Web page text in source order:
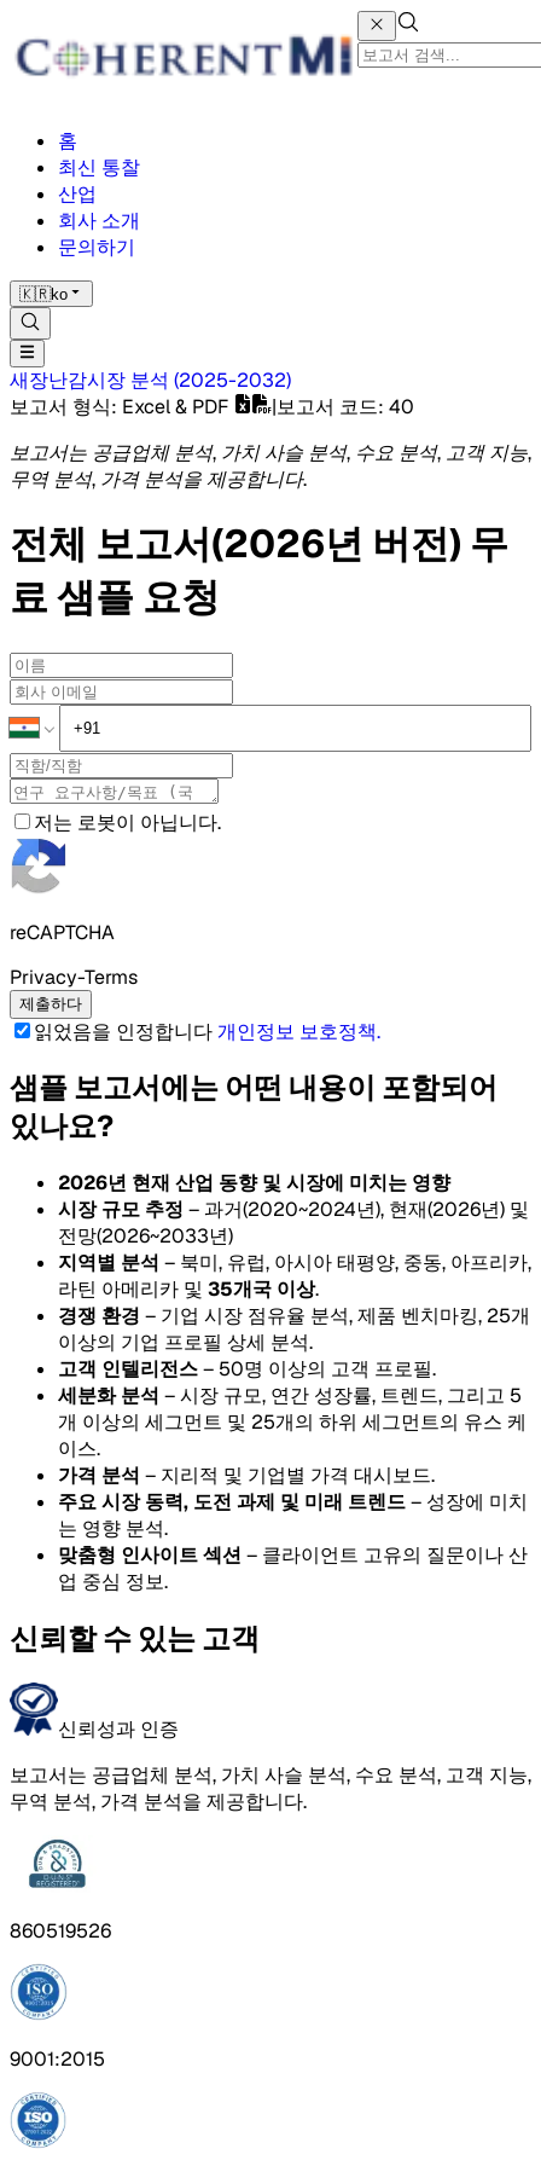
홈
최신 통찰
산업
회사 소개
문의하기
🇰🇷ko
새장난감시장 분석 (2025-2032)
보고서 형식: Excel & PDF |보고서 코드: 40
보고서는 공급업체 분석, 가치 사슬 분석, 수요 분석, 고객 지능,
무역 분석, 가격 분석을 제공합니다.
전체 보고서(2026년 버전) 무
료 샘플 요청
저는 로봇이 아닙니다.
reCAPTCHA
Privacy-Terms
제출하다
읽었음을 인정합니다개인정보 보호정책.
샘플 보고서에는 어떤 내용이 포함되어
있나요?
2026년 현재 산업 동향 및 시장에 미치는 영향
시장 규모 추정 – 과거(2020~2024년), 현재(2026년) 및
전망(2026~2033년)
지역별 분석 – 북미, 유럽, 아시아 태평양, 중동, 아프리카,
라틴 아메리카 및 35개국 이상.
경쟁 환경 – 기업 시장 점유율 분석, 제품 벤치마킹, 25개
이상의 기업 프로필 상세 분석.
고객 인텔리전스– 50명 이상의 고객 프로필.
세분화 분석 – 시장 규모, 연간 성장률, 트렌드, 그리고 5
개 이상의 세그먼트 및 25개의 하위 세그먼트의 유스 케
이스.
가격 분석 – 지리적 및 기업별 가격 대시보드.
주요 시장 동력, 도전 과제 및 미래 트렌드– 성장에 미치
는 영향 분석.
맞춤형 인사이트 섹션 – 클라이언트 고유의 질문이나 산
업 중심 정보.
신뢰할 수 있는 고객
신뢰성과 인증
보고서는 공급업체 분석, 가치 사슬 분석, 수요 분석, 고객 지능,
무역 분석, 가격 분석을 제공합니다.
860519526
9001:2015